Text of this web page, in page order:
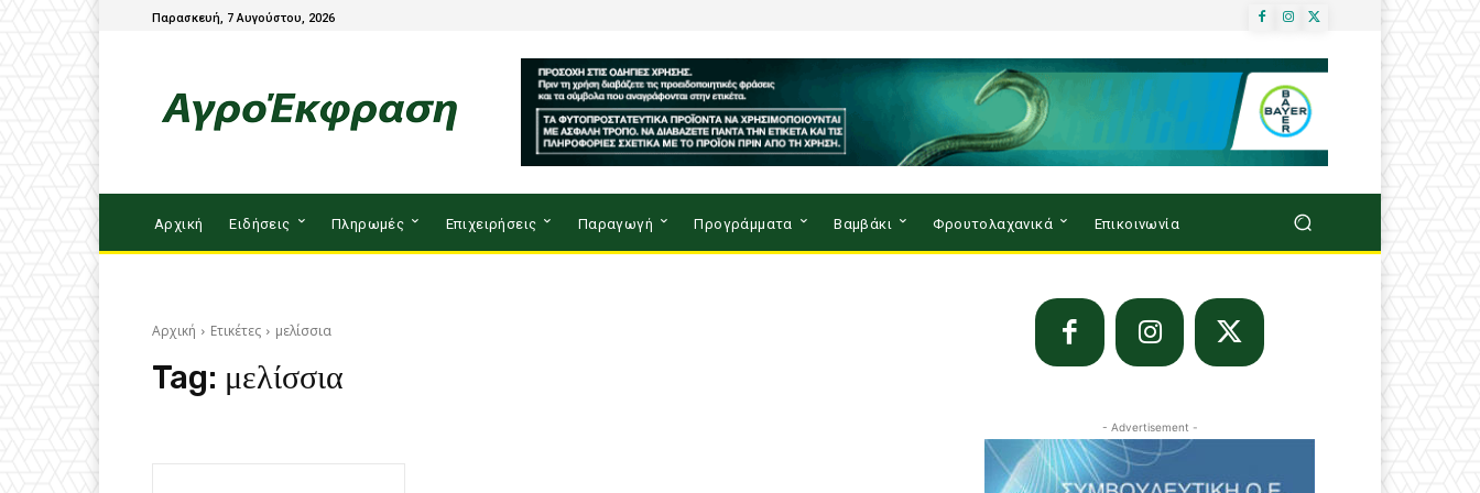
Παρασκευή, 7 Αυγούστου, 2026
Αρχική Ειδήσεις Πληρωμές Επιχειρήσεις Παραγωγή Προγράμματα Βαμβάκι Φρουτολαχανικά Επικοινωνία
Αρχική Ετικέτες μελίσσια
Tag: μελίσσια
- Advertisement -